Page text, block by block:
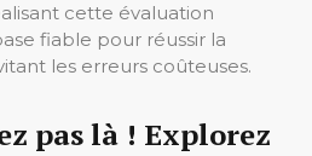
cette évaluation
fiable pour réussir la
les erreurs coûteuses.
pas là ! Explorez